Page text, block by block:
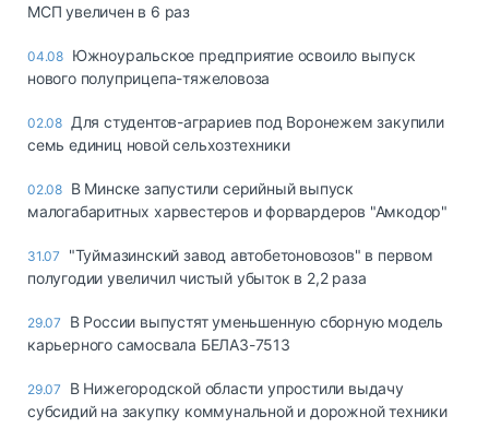
МСП увеличен в 6 раз
04.08 Южноуральское предприятие освоило выпуск
нового полуприцепа-тяжеловоза
02.08 Для студентов-аграриев под Воронежем закупили
семь единиц новой сельхозтехники
02.08 В Минске запустили серийный выпуск
малогабаритных харвестеров и форвардеров "Амкодор"
31.07
"Туймазинский завод автобетоновозов" в первом
полугодии увеличил чистый убыток в 2,2 раза
29.07
В России выпустят уменьшенную сборную модель
карьерного самосвала БЕЛАЗ-7513
29.07
В Нижегородской области упростили выдачу
субсидий на закупку коммунальной и дорожной техники